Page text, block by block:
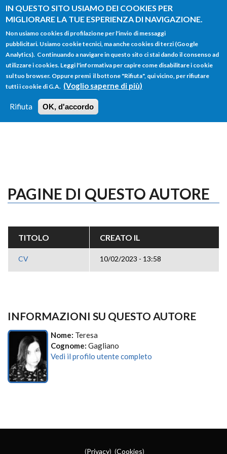
IN QUESTO SITO USIAMO DEI COOKIES PER
MIGLIORARE LA TUE ESPERIENZA DI NAVIGAZIONE.
Non usiamo cookies di profilazione per l'invio di messaggi
pubblicitari. Usiamo cookie tecnici, ma anche cookies di terzi (Google
Analytics). Continuando a navigare in questo sito ci stai dando il consenso ad
utilizzare i cookies. Leggi l'informativa per capire come disabilitare i cookie
sul tuo browser. Oppure premi il bottone "Rifiuta", qui vicino, per rifiutare
tutti i cookie di G.A. (Voglio saperne di più)
Rifiuta OK, d'accordo
Salta al contenuto principale
FORM
DI
RICERCA
Main menu
HOME TUTTI I PROFILI
LOGIN
PAGINE DI QUESTO AUTORE
TITOLO CREATO IL
CV 10/02/2023 - 13:58
INFORMAZIONI SU QUESTO AUTORE
Nome: Teresa
Cognome: Gagliano
Vedi il profilo utente completo
(Privacy) (Cookies)